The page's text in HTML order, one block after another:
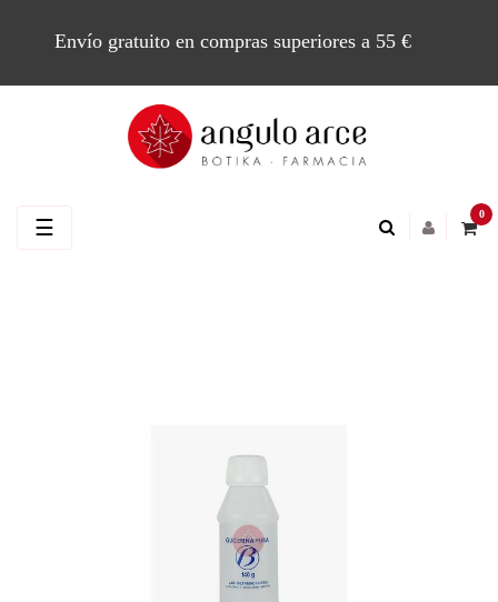
Envío gratuito en compras superiores a 55 €
0
Navegación
☰